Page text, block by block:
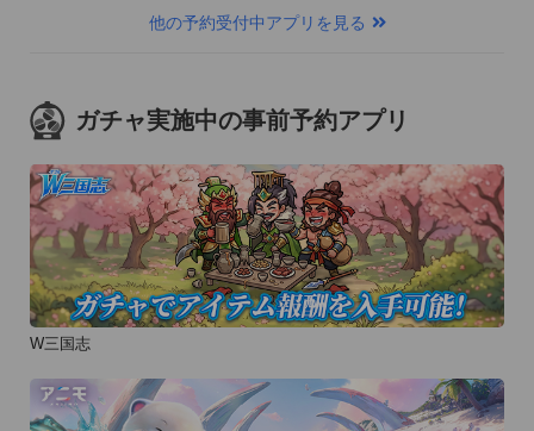
他の予約受付中アプリを見る
ガチャ実施中の事前予約アプリ
W三国志